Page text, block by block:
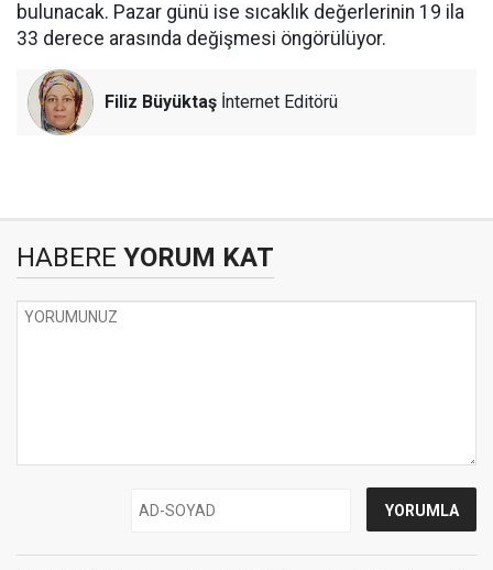
bulunacak. Pazar günü ise sıcaklık değerlerinin 19 ila
33 derece arasında değişmesi öngörülüyor.
Filiz Büyüktaş İnternet Editörü
HABERE YORUM KAT